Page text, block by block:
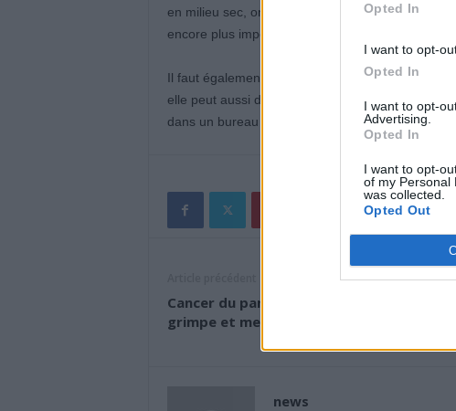
Opted In
I want to opt-
Opted In
I want to opt-
Advertising.
Opted In
I want to opt-
of my Personal
was collected.
Opted Out
en milieu sec, on transpire moins, mais il faut
encore plus important d’augmenter sa
Il faut également faire attention à la
elle peut aussi dessécher les muqueuses. Il est
dans un bureau climatisé toute la journée.
Cancer du pancréas : la menace qui
grimpe et menace nos vies
news